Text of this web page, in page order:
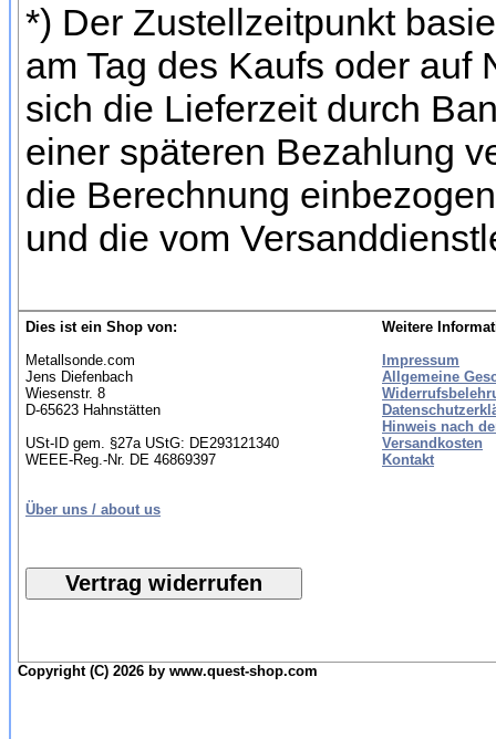
*) Der Zustellzeitpunkt
am Tag des Kaufs oder
sich die Lieferzeit durch
einer späteren Bezahlung
die Berechnung
und die vom
Dies ist ein Shop von:
Metallsonde.com
Jens Diefenbach
Wiesenstr. 8
D-65623 Hahnstätten
USt-ID gem. §27a UStG: DE293121340
WEEE-Reg.-Nr. DE 46869397
Über uns / about us
Weitere
Impressum
Allgemeine
Hinweis nach
Versandkosten
Kontakt
Copyright (C) 2026 by www.quest-shop.com